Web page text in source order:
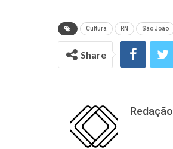
Cultura RN São João
Share
Redação